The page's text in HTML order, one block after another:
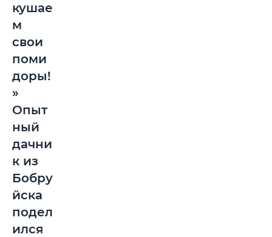
кушае
м
свои
поми
доры!
»
Опыт
ный
дачни
к из
Бобру
йска
подел
ился